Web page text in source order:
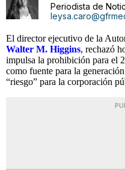
Periodista de
El director ejecutivo de la
Walter M. Higgins, rechazó
impulsa la prohibición para el
como fuente para la
“riesgo” para la corporación